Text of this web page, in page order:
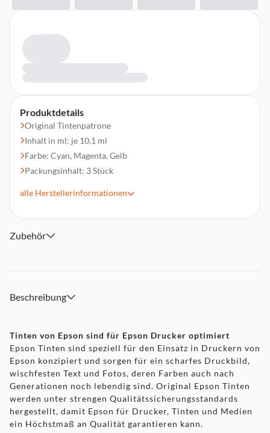
Produktdetails
Original Tintenpatrone
Inhalt in ml: je 10,1 ml
Farbe: Cyan, Magenta, Gelb
Packungsinhalt: 3 Stück
alle Herstellerinformationen
Zubehör
Beschreibung
Tinten von Epson sind für Epson Drucker optimiert
Epson Tinten sind speziell für den Einsatz in Druckern von
Epson konzipiert und sorgen für ein scharfes Druckbild,
wischfesten Text und Fotos, deren Farben auch nach
Generationen noch lebendig sind. Original Epson Tinten
werden unter strengen Qualitätssicherungsstandards
hergestellt, damit Epson für Drucker, Tinten und Medien
ein Höchstmaß an Qualität garantieren kann.